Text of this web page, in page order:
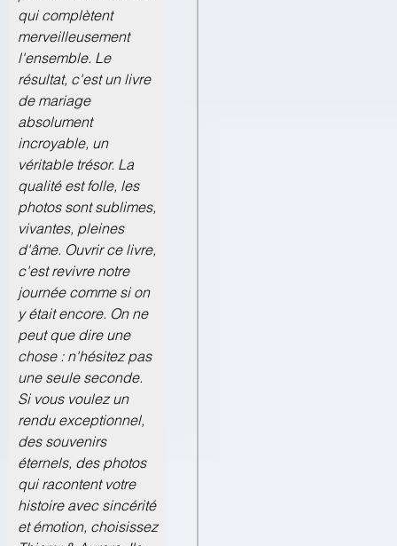
qui complètent
merveilleusement
l'ensemble. Le
résultat, c'est un livre
de mariage
absolument
incroyable, un
véritable trésor. La
qualité est folle, les
photos sont sublimes,
vivantes, pleines
d'âme. Ouvrir ce livre,
c'est revivre notre
journée comme si on
y était encore. On ne
peut que dire une
chose : n'hésitez pas
une seule seconde.
Si vous voulez un
rendu exceptionnel,
des souvenirs
éternels, des photos
qui racontent votre
histoire avec sincérité
et émotion, choisissez